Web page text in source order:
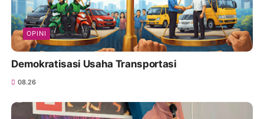
OPINI
Demokratisasi Usaha Transportasi
08.26